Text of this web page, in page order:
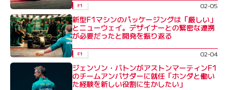
F1 02-05
新型F1マシンのパッケージングは「厳しい」
とニューウェイ。デザイナーとの緊密な連携
が必要だったと開発を振り返る
F1 02-04
ジェンソン・バトンがアストンマーティンF1
のチームアンバサダーに就任「ホンダと働い
た経験を新しい役割に生かしたい」